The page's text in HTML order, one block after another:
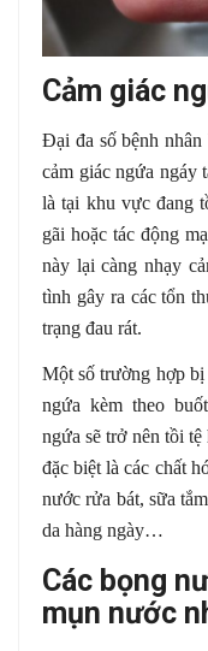
Cảm giác
Đại đa số bệnh
cảm giác ngứa ngáy
là tại khu vực đang
gãi hoặc tác động
này lại càng nhạy
tình gây ra các tổn
trạng đau rát.
Một số trường hợp bị
ngứa kèm theo
ngứa sẽ trở nên tồi
đặc biệt là các chất
nước rửa bát, sữa
da hàng ngày…
Các bọng
mụn nước